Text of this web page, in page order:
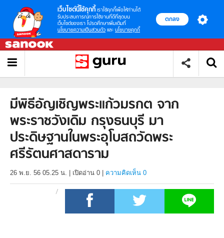
เว็บไซต์นี้ใช้คุกกี้ เราใช้คุกกี้เพื่อให้ท่านได้
รับประสบการณ์การใช้งานที่ดีที่สุดบน
เว็บไซต์ของเรา โปรดศึกษาเพิ่มเติมที่
นโยบายความเป็นส่วนตัว และ นโยบายคุกกี้
ตกลง
มีพิธีอัญเชิญพระแก้วมรกต จาก
พระราชวังเดิม กรุงธนบุรี มา
ประดิษฐานในพระอุโบสถวัดพระ
ศรีรัตนศาสดาราม
26 พ.ย. 56 05.25 น. เปิดอ่าน 0 ความคิดเห็น 0